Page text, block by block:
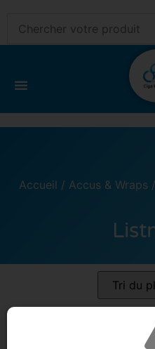
Accueil / Accus & Wraps